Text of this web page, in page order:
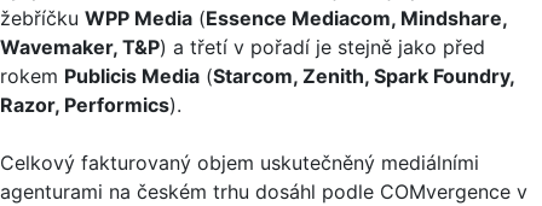
žebříčku WPP Media (Essence Mediacom, Mindshare,
Wavemaker, T&P) a třetí v pořadí je stejně jako před
rokem Publicis Media (Starcom, Zenith, Spark Foundry,
Razor, Performics).
Celkový fakturovaný objem uskutečněný mediálními
agenturami na českém trhu dosáhl podle COMvergence v